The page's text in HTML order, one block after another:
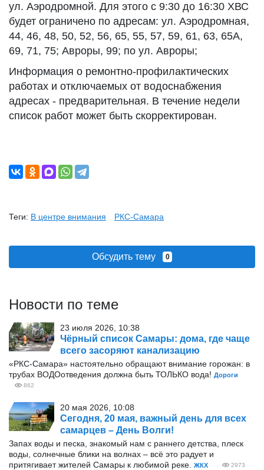
ул. Аэродромной. Для этого с 9:30 до 16:30 ХВС
будет ограничено по адресам: ул. Аэродромная,
44, 46, 48, 50, 52, 56, 65, 55, 57, 59, 61, 63, 65А,
69, 71, 75; Авроры, 99; по ул. Авроры;
Информация о ремонтно-профилактических
работах и отключаемых от водоснабжения
адресах - предварительная. В течение недели
список работ может быть скорректирован.
Теги: В центре внимания РКС-Самара
Обсудить тему 0
Новости по теме
23 июля 2026, 10:38
Чёрный список Самары: дома, где чаще
всего засоряют канализацию
«РКС-Самара» настоятельно обращают внимание горожан: в
трубах ВОДОотведения должна быть ТОЛЬКО вода! Дороги
862
20 мая 2026, 10:08
Сегодня, 20 мая, важный день для всех
самарцев – День Волги!
Запах воды и песка, знакомый нам с раннего детства, плеск
воды, солнечные блики на волнах – всё это радует и
притягивает жителей Самары к любимой реке.
ЖКХ 2973